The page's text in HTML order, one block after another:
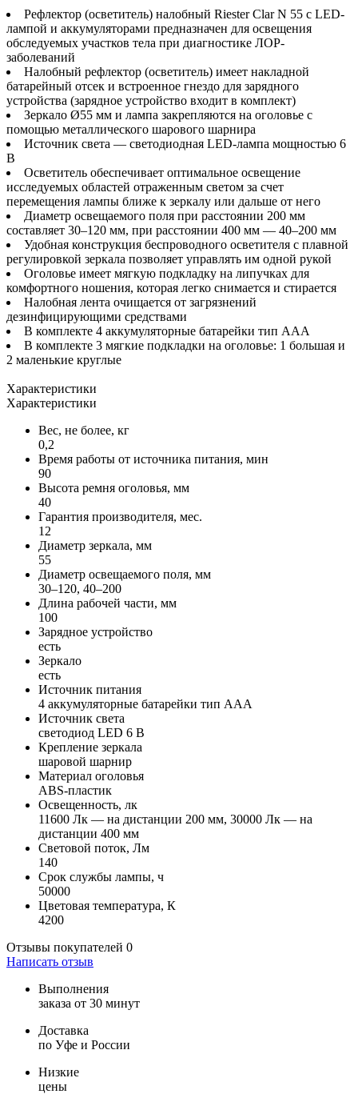
Рефлектор (осветитель) налобный Riester Clar N 55 с LED-
лампой и аккумуляторами предназначен для освещения
обследуемых участков тела при диагностике ЛОР-
заболеваний
Налобный рефлектор (осветитель) имеет накладной
батарейный отсек и встроенное гнездо для зарядного
устройства (зарядное устройство входит в комплект)
Зеркало Ø55 мм и лампа закрепляются на оголовье с
помощью металлического шарового шарнира
Источник света — светодиодная LED-лампа мощностью 6
В
Осветитель обеспечивает оптимальное освещение
исследуемых областей отраженным светом за счет
перемещения лампы ближе к зеркалу или дальше от него
Диаметр освещаемого поля при расстоянии 200 мм
составляет 30–120 мм, при расстоянии 400 мм — 40–200 мм
Удобная конструкция беспроводного осветителя с плавной
регулировкой зеркала позволяет управлять им одной рукой
Оголовье имеет мягкую подкладку на липучках для
комфортного ношения, которая легко снимается и стирается
Налобная лента очищается от загрязнений
дезинфицирующими средствами
В комплекте 4 аккумуляторные батарейки тип ААА
В комплекте 3 мягкие подкладки на оголовье: 1 большая и
2 маленькие круглые
Характеристики
Характеристики
Вес, не более, кг
0,2
Время работы от источника питания, мин
90
Высота ремня оголовья, мм
40
Гарантия производителя, мес.
12
Диаметр зеркала, мм
55
Диаметр освещаемого поля, мм
30–120, 40–200
Длина рабочей части, мм
100
Зарядное устройство
есть
Зеркало
есть
Источник питания
4 аккумуляторные батарейки тип ААА
Источник света
светодиод LED 6 В
Крепление зеркала
шаровой шарнир
Материал оголовья
ABS-пластик
Освещенность, лк
11600 Лк — на дистанции 200 мм, 30000 Лк — на
дистанции 400 мм
Световой поток, Лм
140
Срок службы лампы, ч
50000
Цветовая температура, К
4200
Отзывы покупателей 0
Написать отзыв
Выполнения
заказа от 30 минут
Доставка
по Уфе и России
Низкие
цены